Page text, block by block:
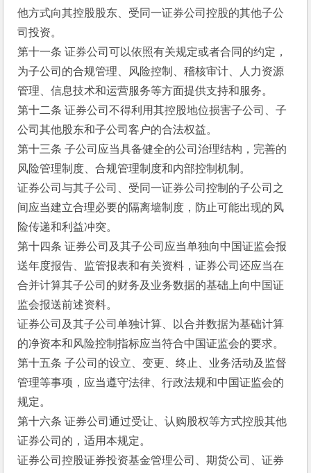
他方式向其控股股东、受同一证券公司控股的其他子公
司投资。
第十一条 证券公司可以依照有关规定或者合同的约定，
为子公司的合规管理、风险控制、稽核审计、人力资源
管理、信息技术和运营服务等方面提供支持和服务。
第十二条 证券公司不得利用其控股地位损害子公司、子
公司其他股东和子公司客户的合法权益。
第十三条 子公司应当具备健全的公司治理结构，完善的
风险管理制度、合规管理制度和内部控制机制。
证券公司与其子公司、受同一证券公司控制的子公司之
间应当建立合理必要的隔离墙制度，防止可能出现的风
险传递和利益冲突。
第十四条 证券公司及其子公司应当单独向中国证监会报
送年度报告、监管报表和有关资料，证券公司还应当在
合并计算其子公司的财务及业务数据的基础上向中国证
监会报送前述资料。
证券公司及其子公司单独计算、以合并数据为基础计算
的净资本和风险控制指标应当符合中国证监会的要求。
第十五条 子公司的设立、变更、终止、业务活动及监督
管理等事项，应当遵守法律、行政法规和中国证监会的
规定。
第十六条 证券公司通过受让、认购股权等方式控股其他
证券公司的，适用本规定。
证券公司控股证券投资基金管理公司、期货公司、证券